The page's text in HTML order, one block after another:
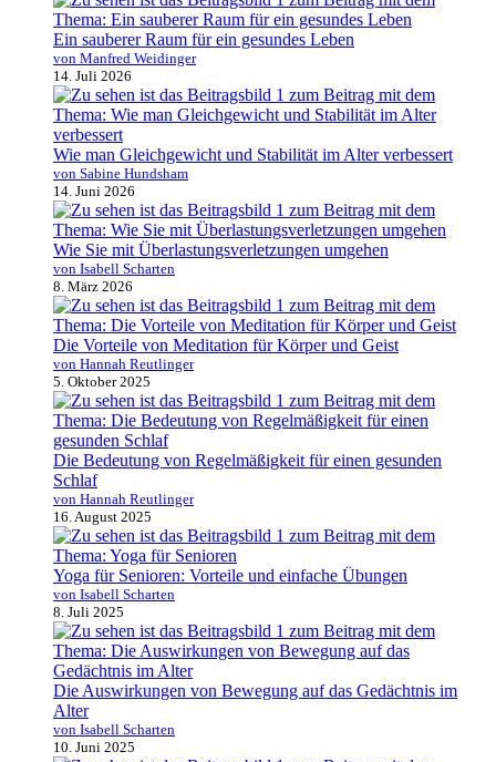
Ein sauberer Raum für ein gesundes Leben
von Manfred Weidinger
14. Juli 2026
Wie man Gleichgewicht und Stabilität im Alter verbessert
von Sabine Hundsham
14. Juni 2026
Wie Sie mit Überlastungsverletzungen umgehen
von Isabell Scharten
8. März 2026
Die Vorteile von Meditation für Körper und Geist
von Hannah Reutlinger
5. Oktober 2025
Die Bedeutung von Regelmäßigkeit für einen gesunden
Schlaf
von Hannah Reutlinger
16. August 2025
Yoga für Senioren: Vorteile und einfache Übungen
von Isabell Scharten
8. Juli 2025
Die Auswirkungen von Bewegung auf das Gedächtnis im
Alter
von Isabell Scharten
10. Juni 2025